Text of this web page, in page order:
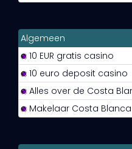
Algemeen
10 EUR gratis casino
10 euro deposit casino
Alles over de Costa
Makelaar Costa Blanca